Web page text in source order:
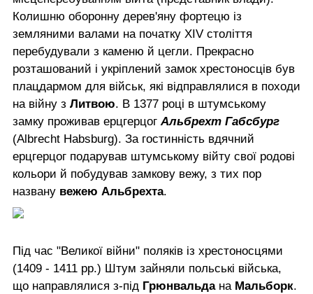
Колишню оборонну дерев'яну фортецю із
земляними валами на початку XIV століття
перебудували з каменю й цегли. Прекрасно
розташований і укріплений замок хрестоносців був
плацдармом для військ, які відправлялися в походи
на війну з Литвою. В 1377 році в штумському
замку проживав ерцгерцогАльбрехт Габсбург
(Albrecht Habsburg). За гостинність вдячний
ерцгерцог подарував штумському війту свої родові
кольори й побудував замкову вежу, з тих пор
названу вежею Альбрехта.
Під час "Великої війни" поляків із хрестоносцями
(1409 - 1411 рр.) Штум зайняли польські війська,
що направлялися з-під Грюнвальда на Мальборк.